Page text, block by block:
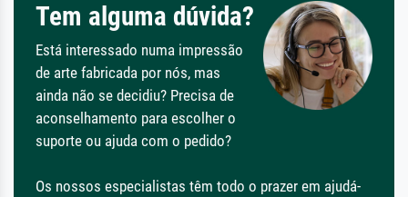
Tem alguma dúvida?
Está interessado numa impressão
de arte fabricada por nós, mas
ainda não se decidiu? Precisa de
aconselhamento para escolher o
suporte ou ajuda com o pedido?
Os nossos especialistas têm todo o prazer em ajudá-